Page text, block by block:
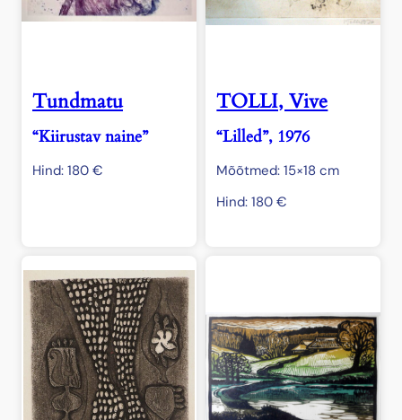
Tundmatu
“Kiirustav naine”
Hind: 180 €
TOLLI, Vive
“Lilled”, 1976
Mõõtmed: 15×18 cm
Hind:180€